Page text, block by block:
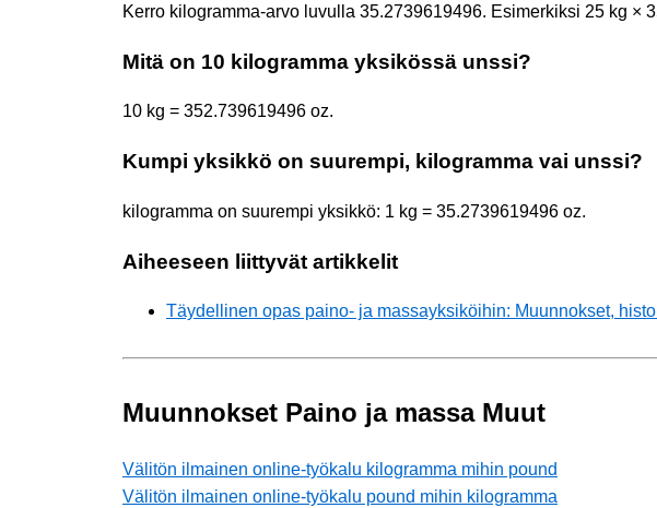
Kerro kilogramma-arvo luvulla 35.2739619496. Esimerkiksi 25 kg ×
Mitä on 10 kilogramma yksikössä unssi?
10 kg = 352.739619496 oz.
Kumpi yksikkö on suurempi, kilogramma vai unssi?
kilogramma on suurempi yksikkö: 1 kg = 35.2739619496 oz.
Aiheeseen liittyvät artikkelit
Täydellinen opas paino- ja massayksiköihin: Muunnokset,
Muunnokset Paino ja massa Muut
Välitön ilmainen online-työkalu kilogramma mihin pound
Välitön ilmainen online-työkalu pound mihin kilogramma